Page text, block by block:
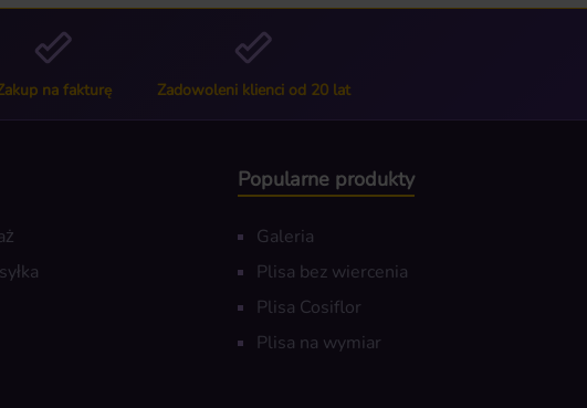
na fakturę Zadowoleni klienci od 20 lat
Popularne produkty
Galeria
Plisa bez wiercenia
Plisa Cosiflor
Plisa na wymiar